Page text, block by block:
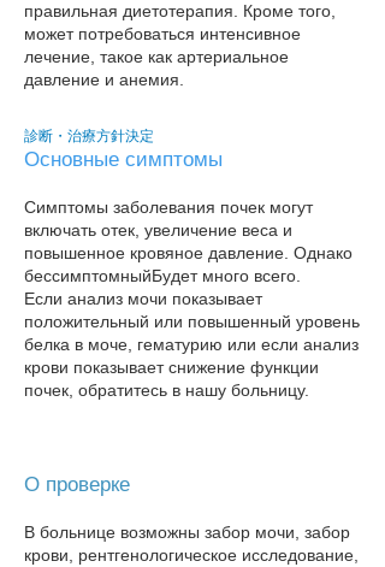
правильная диетотерапия. Кроме того,
может потребоваться интенсивное
лечение, такое как артериальное
давление и анемия.
診断・治療方針決定
Основные симптомы
Симптомы заболевания почек могут
включать отек, увеличение веса и
повышенное кровяное давление. Однако
бессимптомныйБудет много всего.
Если анализ мочи показывает
положительный или повышенный уровень
белка в моче, гематурию или если анализ
крови показывает снижение функции
почек, обратитесь в нашу больницу​.
О проверке
В больнице возможны забор мочи, забор
крови, рентгенологическое исследование,